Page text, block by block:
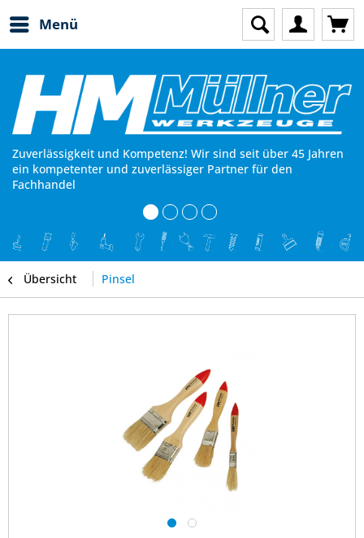
Menü
Zuverlässigkeit und Kompetenz! Wir sind seit über 45 Jahren
ein kompetenter und zuverlässiger Partner für den
Fachhandel
Übersicht Pinsel